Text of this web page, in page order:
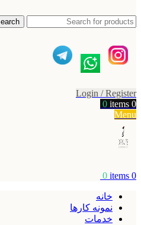
Login / Register
0
items
0
Menu
0
items
0
خانه
نمونه کارها
خدمات